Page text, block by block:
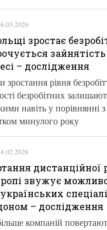
зростає
– дослідження
зростання рівня
безробітних
навіть у порівнянні з
минулого року
дистанційної
звужує
– дослідження
компаній